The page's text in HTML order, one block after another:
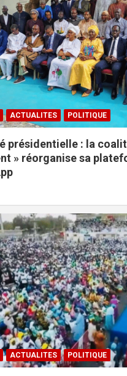
ACTUALITES POLITIQUE
présidentielle : la
» réorganise sa
ACTUALITES POLITIQUE